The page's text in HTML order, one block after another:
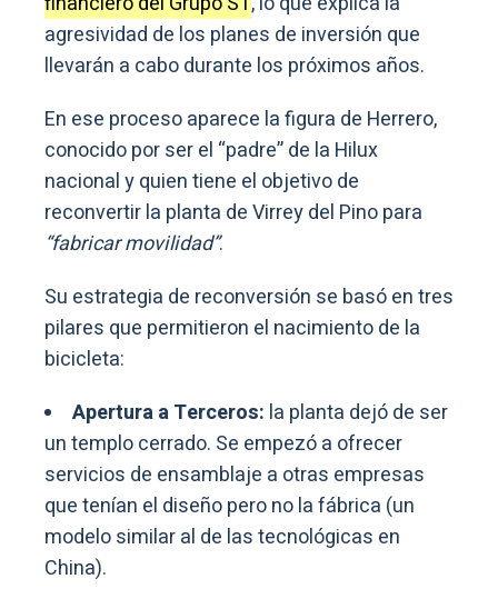
agresividad de los planes de inversión que
llevarán a cabo durante los próximos años.
En ese proceso aparece la figura de Herrero,
conocido por ser el “padre” de la Hilux
nacional y quien tiene el objetivo de
reconvertir la planta de Virrey del Pino para
“fabricar movilidad”.
Su estrategia de reconversión se basó en tres
pilares que permitieron el nacimiento de la
bicicleta:
Apertura a Terceros: la planta dejó de ser
un templo cerrado. Se empezó a ofrecer
servicios de ensamblaje a otras empresas
que tenían el diseño pero no la fábrica (un
modelo similar al de las tecnológicas en
China).